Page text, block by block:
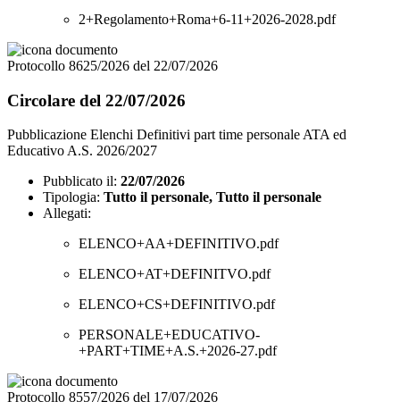
2+Regolamento+Roma+6-11+2026-2028.pdf
Protocollo 8625/2026 del 22/07/2026
Circolare del 22/07/2026
Pubblicazione Elenchi Definitivi part time personale ATA ed
Educativo A.S. 2026/2027
Pubblicato il: 22/07/2026
Tipologia: Tutto il personale, Tutto il personale
Allegati:
ELENCO+AA+DEFINITIVO.pdf
ELENCO+AT+DEFINITVO.pdf
ELENCO+CS+DEFINITIVO.pdf
PERSONALE+EDUCATIVO-
+PART+TIME+A.S.+2026-27.pdf
Protocollo 8557/2026 del 17/07/2026